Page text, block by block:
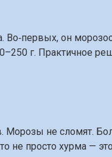
он
г. Практичное
не сломят.
не просто хурма —